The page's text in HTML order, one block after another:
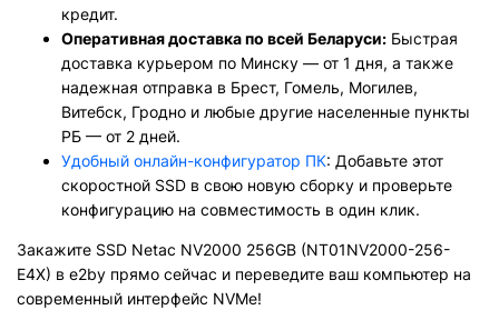
кредит.
Оперативная доставка по всей Беларуси: Быстрая
доставка курьером по Минску — от 1 дня, а также
надежная отправка в Брест, Гомель, Могилев,
Витебск, Гродно и любые другие населенные пункты
РБ — от 2 дней.
Удобный онлайн-конфигуратор ПК: Добавьте этот
скоростной SSD в свою новую сборку и проверьте
конфигурацию на совместимость в один клик.
Закажите SSD Netac NV2000 256GB (NT01NV2000-256-
E4X) в e2by прямо сейчас и переведите ваш компьютер на
современный интерфейс NVMe!